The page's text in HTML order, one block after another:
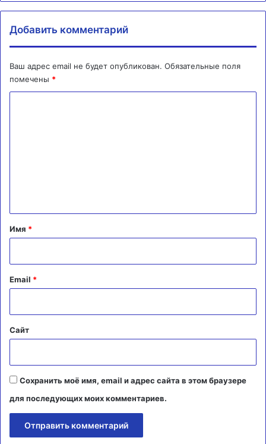
Добавить комментарий
Ваш адрес email не будет опубликован. Обязательные поля
помечены *
а
и
й
Имя *
Email *
Сайт
Сохранить моё имя, email и адрес сайта в этом браузере
для последующих моих комментариев.